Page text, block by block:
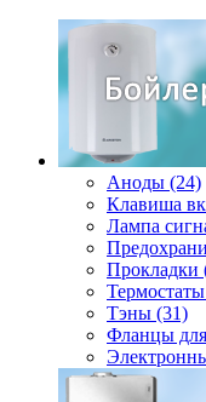
Аноды (24)
Клавиша
Лампа
Прокладки
Тэны (31)
Фланцы для